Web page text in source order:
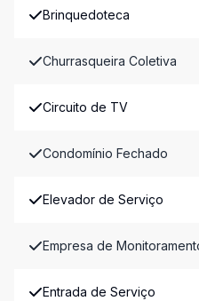
Brinquedoteca
Churrasqueira Coletiva
Circuito de TV
Condomínio Fechado
Elevador de Serviço
Empresa de
Entrada de Serviço